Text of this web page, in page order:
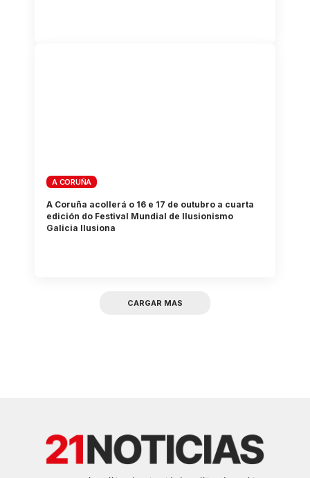
A CORUÑA
A Coruña acollerá o 16 e 17 de outubro a cuarta
edición do Festival Mundial de Ilusionismo
Galicia Ilusiona
CARGAR MAS